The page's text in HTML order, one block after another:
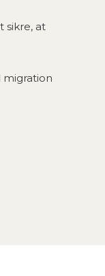
sikre, at
migration